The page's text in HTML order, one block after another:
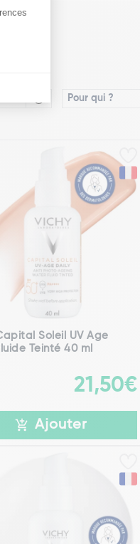
Pour qui ?
Soleil UV Age
Teinté 40 ml
21,50€
Ajouter